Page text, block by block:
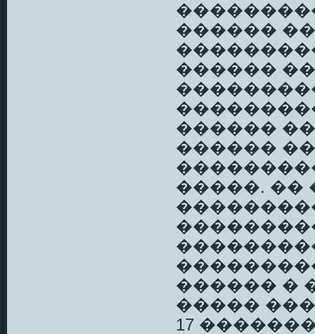
������
������
������
������
�����. ��
������ �
�����
17